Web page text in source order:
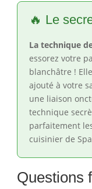
🔥 Le
La technique
essorez votre
blanchâtre !
ajouté à votre
une liaison
technique
parfaitement
cuisinier de
Questions